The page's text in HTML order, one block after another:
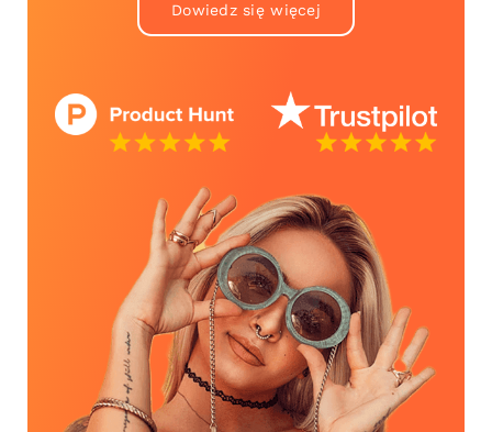
Dowiedz się więcej